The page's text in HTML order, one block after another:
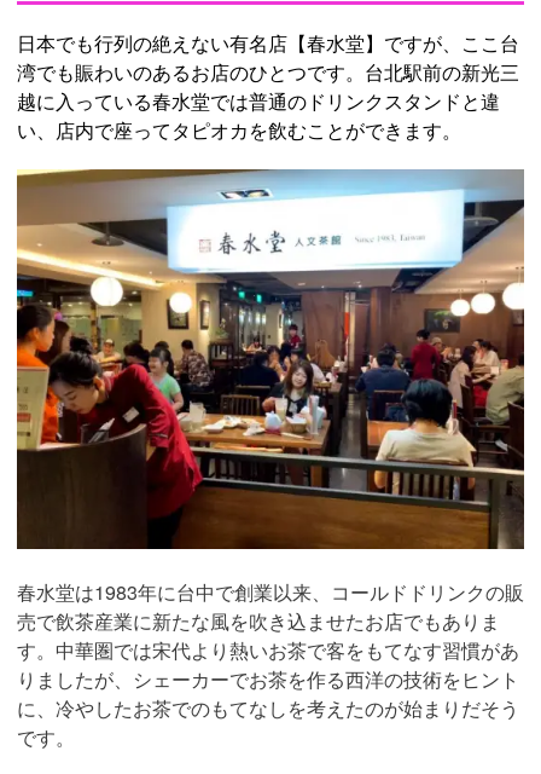
日本でも行列の絶えない有名店【春水堂】ですが、ここ台
湾でも賑わいのあるお店のひとつです。台北駅前の新光三
越に入っている春水堂では普通のドリンクスタンドと違
い、店内で座ってタピオカを飲むことができます。
春水堂は1983年に台中で創業以来、コールドドリンクの販
売で飲茶産業に新たな風を吹き込ませたお店でもありま
す。中華圏では宋代より熱いお茶で客をもてなす習慣があ
りましたが、シェーカーでお茶を作る西洋の技術をヒント
に、冷やしたお茶でのもてなしを考えたのが始まりだそう
です。